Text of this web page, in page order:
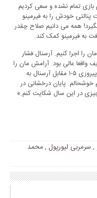
بازی تمام نشده و سعی کردیم
خودش را به فیرمینو
همه می دانیم صلاح چقدر
به فیرمینو کمک کند.
را اجرا کنیم. آرسنال فشار
واقعا عالی بود. آرامش مان را
حفظ کردیم و حریف را وادار به اشتباه کردیم. پیروزی ۵-۱ مقابل آرسنال به
خوشحالم. پایان درخشانی در
, سرمربی لیورپول ,محمد